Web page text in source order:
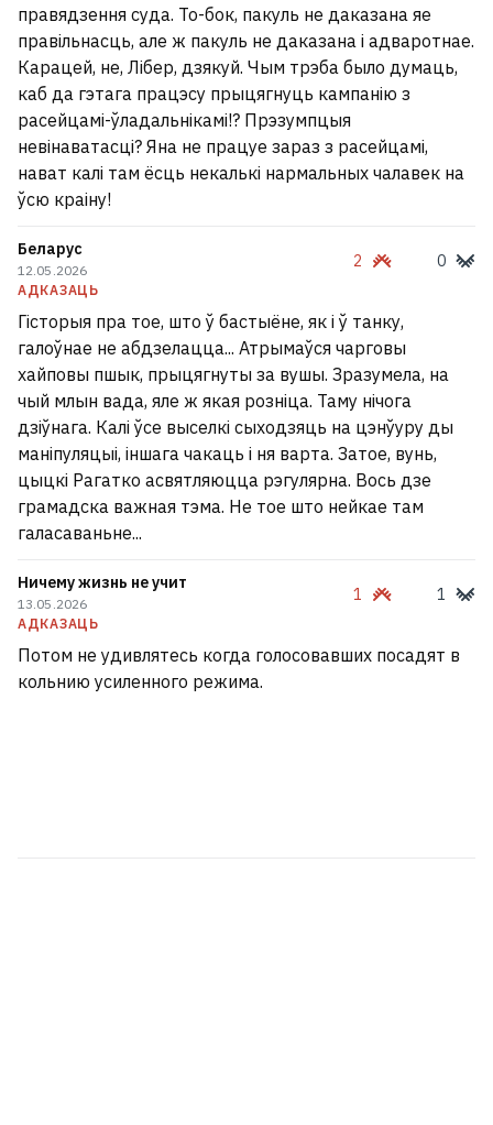
правядзення суда. То-бок, пакуль не даказана яе
правільнасць, але ж пакуль не даказана і адваротнае.
Карацей, не, Лібер, дзякуй. Чым трэба было думаць,
каб да гэтага працэсу прыцягнуць кампанію з
расейцамі-ўладальнікамі!? Прэзумпцыя
невінаватасці? Яна не працуе зараз з расейцамі,
нават калі там ёсць некалькі нармальных чалавек на
ўсю краіну!
Беларус
12.05.2026
АДКАЗАЦЬ
2 0
Гісторыя пра тое, што ў бастыёне, як і ў танку,
галоўнае не абдзелацца... Атрымаўся чарговы
хайповы пшык, прыцягнуты за вушы. Зразумела, на
чый млын вада, яле ж якая розніца. Таму нічога
дзіўнага. Калі ўсе выселкі сыходзяць на цэнўуру ды
маніпуляцыі, іншага чакаць і ня варта. Затое, вунь,
цыцкі Рагатко асвятляюцца рэгулярна. Вось дзе
грамадска важная тэма. Не тое што нейкае там
галасаваньне...
Ничему жизнь не учит
13.05.2026
АДКАЗАЦЬ
1 1
Потом не удивлятесь когда голосовавших посадят в
кольнию усиленного режима.